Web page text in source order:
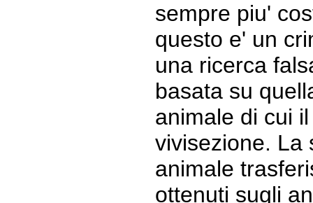
sempre piu'
questo e' un
una ricerca
basata su
animale di cui
vivisezione. La
animale
ottenuti sugli